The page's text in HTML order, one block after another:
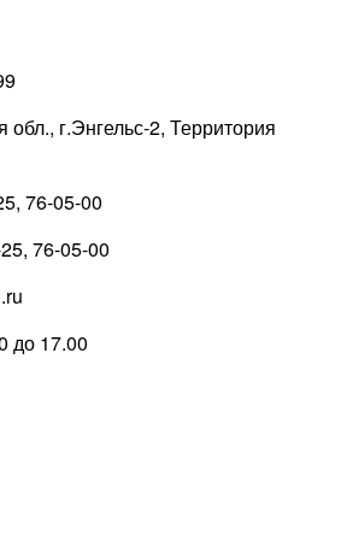
г.Энгельс-2, Территория
76-05-00
76-05-00
до 17.00